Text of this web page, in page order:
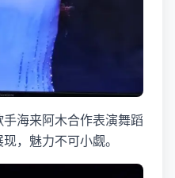
海来阿木合作表演舞蹈
，魅力不可小觑。